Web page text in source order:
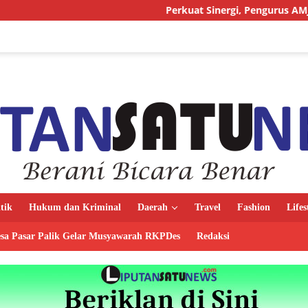
Perkuat Sinergi, Pengurus AMJ Audiensi
Hukum dan Kriminal Daerah Travel Fashion
Pasar Palik Gelar Musyawarah RKPDes Redaksi